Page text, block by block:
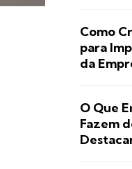
Como
para
da
O Que
Fazem